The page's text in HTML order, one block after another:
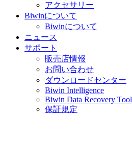
アクセサリー
Biwinについて
Biwinについて
ニュース
サポート
販売店情報
お問い合わせ
ダウンロードセンター
Biwin Intelligence
Biwin Data Recovery Tool
保証規定